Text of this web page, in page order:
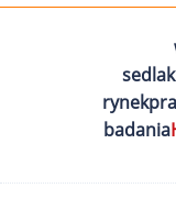
badania